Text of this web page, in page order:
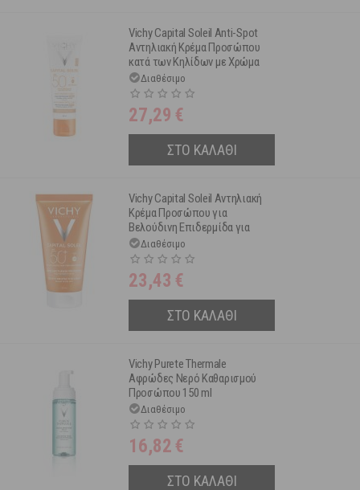
Vichy Capital Soleil Anti-Spot
Αντηλιακή Κρέμα Προσώπου
κατά των Κηλίδων με Χρώμα
Spf50+ 50 ml
Διαθέσιμο
27,29 €
ΣΤΟ ΚΑΛΑΘΙ
Vichy Capital Soleil Αντηλιακή
Κρέμα Προσώπου για
Βελούδινη Επιδερμίδα για
Κανονικό-Ξηρό Δέρμα Spf50+
50 ml
Διαθέσιμο
23,43 €
ΣΤΟ ΚΑΛΑΘΙ
Vichy Purete Thermale
Αφρώδες Νερό Καθαρισμού
Προσώπου 150 ml
Διαθέσιμο
16,82 €
ΣΤΟ ΚΑΛΑΘΙ